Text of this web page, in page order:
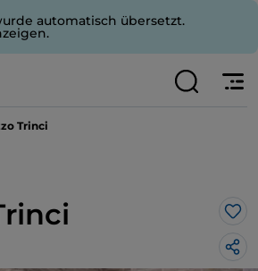
automatisch übersetzt.
Trinci